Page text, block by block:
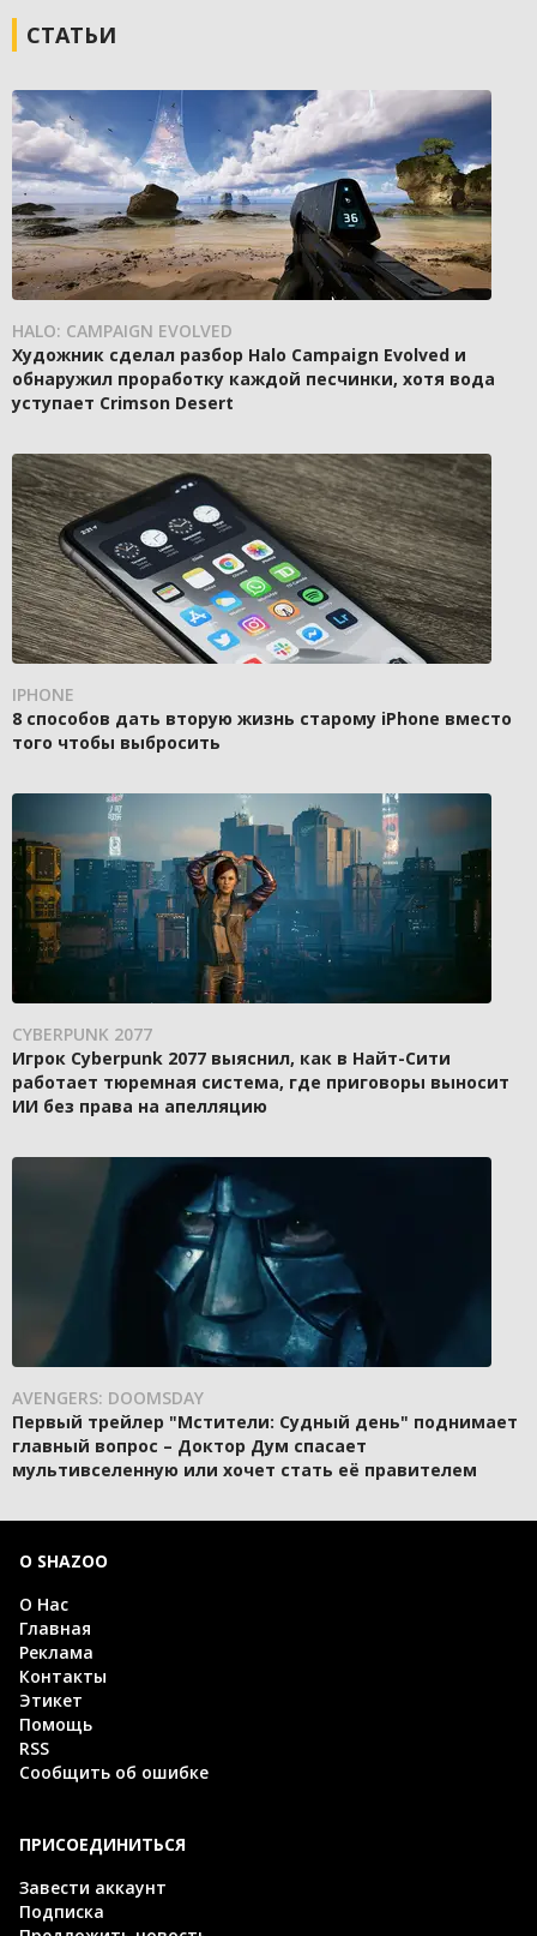
СТАТЬИ
HALO: CAMPAIGN EVOLVED
Художник сделал разбор Halo Campaign Evolved и
обнаружил проработку каждой песчинки, хотя вода
уступает Crimson Desert
IPHONE
8 способов дать вторую жизнь старому iPhone вместо
того чтобы выбросить
CYBERPUNK 2077
Игрок Cyberpunk 2077 выяснил, как в Найт-Сити
работает тюремная система, где приговоры выносит
ИИ без права на апелляцию
AVENGERS: DOOMSDAY
Первый трейлер "Мстители: Судный день" поднимает
главный вопрос – Доктор Дум спасает
мультивселенную или хочет стать её правителем
О SHAZOO
О Нас
Главная
Реклама
Контакты
Этикет
Помощь
RSS
Сообщить об ошибке
ПРИСОЕДИНИТЬСЯ
Завести аккаунт
Подписка